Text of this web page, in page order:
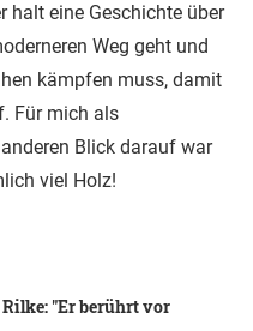
halt eine Geschichte über
Weg geht und
kämpfen muss, damit
Für mich als
Blick darauf war
viel Holz!
"Er berührt vor